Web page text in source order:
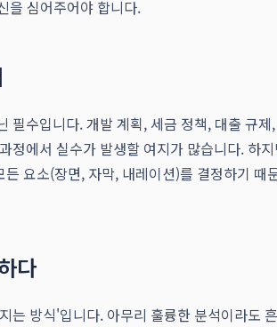
을 심어주어야 합니다.
필수입니다. 개발 계획, 세금 정책, 대출 규
정에서 실수가 발생할 여지가 많습니다. 하
요소(장면, 자막, 내레이션)를 결정하기
다
는 방식'입니다. 아무리 훌륭한 분석이라도